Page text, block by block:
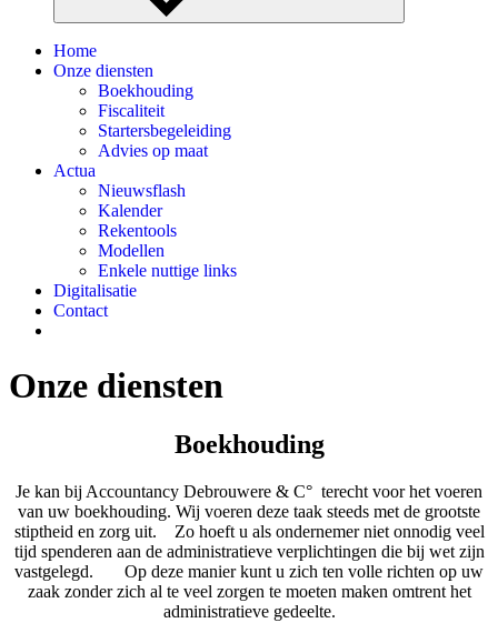
Home
Onze diensten
Boekhouding
Fiscaliteit
Startersbegeleiding
Advies op maat
Actua
Nieuwsflash
Kalender
Rekentools
Modellen
Enkele nuttige links
Digitalisatie
Contact
Onze diensten
Boekhouding
Je kan bij Accountancy Debrouwere & C° terecht voor het voeren
van uw boekhouding. Wij voeren deze taak steeds met de grootste
stiptheid en zorg uit. Zo hoeft u als ondernemer niet onnodig veel
tijd spenderen aan de administratieve verplichtingen die bij wet zijn
vastgelegd. Op deze manier kunt u zich ten volle richten op uw
zaak zonder zich al te veel zorgen te moeten maken omtrent het
administratieve gedeelte.